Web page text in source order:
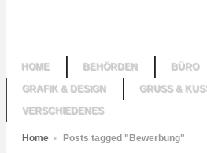
HOME BEHÖRDEN BÜRO
GRAFIK & DESIGN
GRUSS & KUSS
VERSCHIEDENES
Home » Posts tagged "Bewerbung"